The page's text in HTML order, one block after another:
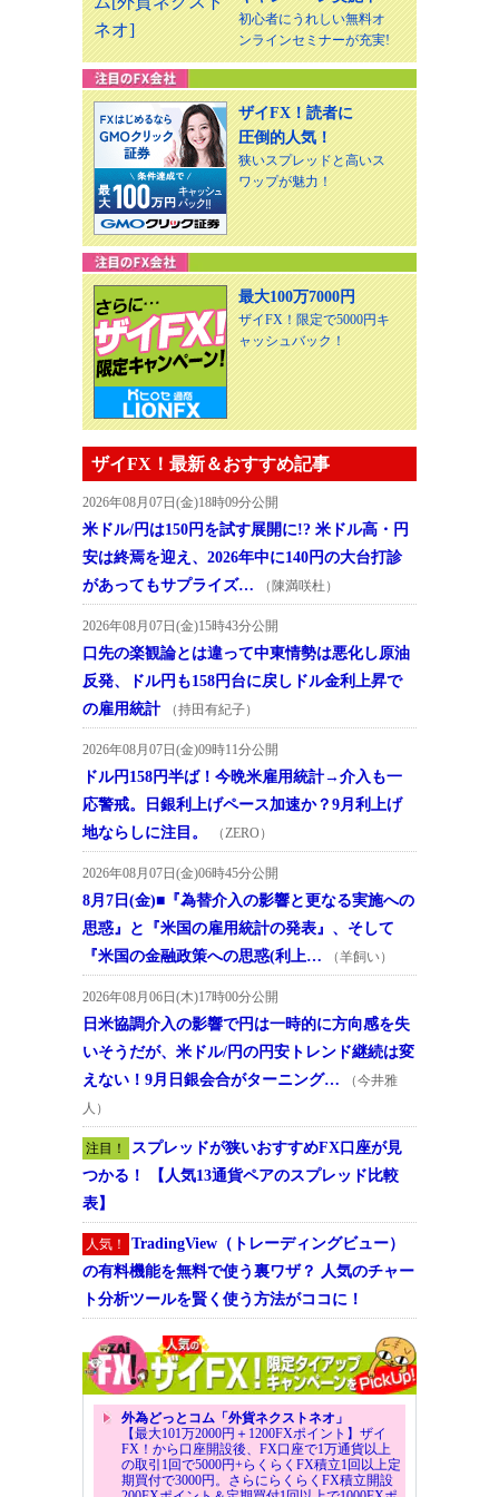
初心者にうれしい無料オ
ンラインセミナーが充実!
ザイFX！読者に
圧倒的人気！
狭いスプレッドと高いス
ワップが魅力！
最大100万7000円
ザイFX！限定で5000円キ
ャッシュバック！
ザイFX！最新＆おすすめ記事
2026年08月07日(金)18時09分公開
米ドル/円は150円を試す展開に!? 米ドル高・円
安は終焉を迎え、2026年中に140円の大台打診
があってもサプライズ…
（陳満咲杜）
2026年08月07日(金)15時43分公開
口先の楽観論とは違って中東情勢は悪化し原油
反発、ドル円も158円台に戻しドル金利上昇で
の雇用統計
（持田有紀子）
2026年08月07日(金)09時11分公開
ドル円158円半ば！今晩米雇用統計→介入も一
応警戒。日銀利上げペース加速か？9月利上げ
地ならしに注目。
（ZERO）
2026年08月07日(金)06時45分公開
8月7日(金)■『為替介入の影響と更なる実施への
思惑』と『米国の雇用統計の発表』、そして
『米国の金融政策への思惑(利上…
（羊飼い）
2026年08月06日(木)17時00分公開
日米協調介入の影響で円は一時的に方向感を失
いそうだが、米ドル/円の円安トレンド継続は変
えない！9月日銀会合がターニング…
（今井雅
人）
注目！
スプレッドが狭いおすすめFX口座が見
つかる！ 【人気13通貨ペアのスプレッド比較
表】
人気！
TradingView（トレーディングビュー）
の有料機能を無料で使う裏ワザ？ 人気のチャー
ト分析ツールを賢く使う方法がココに！
外為どっとコム「外貨ネクストネオ」
【最大101万2000円＋1200FXポイント】ザイ
FX！から口座開設後、FX口座で1万通貨以上
の取引1回で5000円+らくらくFX積立1回以上定
期買付で3000円。さらにらくらくFX積立開設